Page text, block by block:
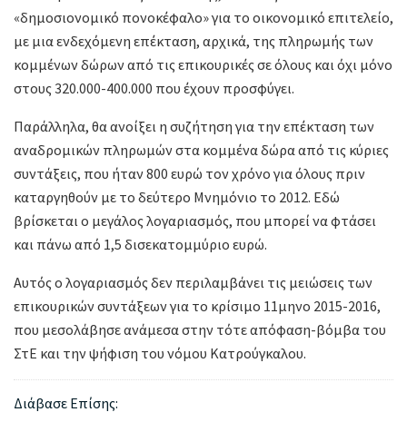
«δημοσιονομικό πονοκέφαλο» για το οικονομικό επιτελείο,
με μια ενδεχόμενη επέκταση, αρχικά, της πληρωμής των
κομμένων δώρων από τις επικουρικές σε όλους και όχι μόνο
στους 320.000-400.000 που έχουν προσφύγει.
Παράλληλα, θα ανοίξει η συζήτηση για την επέκταση των
αναδρομικών πληρωμών στα κομμένα δώρα από τις κύριες
συντάξεις, που ήταν 800 ευρώ τον χρόνο για όλους πριν
καταργηθούν με το δεύτερο Μνημόνιο το 2012. Εδώ
βρίσκεται ο μεγάλος λογαριασμός, που μπορεί να φτάσει
και πάνω από 1,5 δισεκατομμύριο ευρώ.
Αυτός ο λογαριασμός δεν περιλαμβάνει τις μειώσεις των
επικουρικών συντάξεων για το κρίσιμο 11μηνο 2015-2016,
που μεσολάβησε ανάμεσα στην τότε απόφαση-βόμβα του
ΣτΕ και την ψήφιση του νόμου Κατρούγκαλου.
Διάβασε Επίσης: